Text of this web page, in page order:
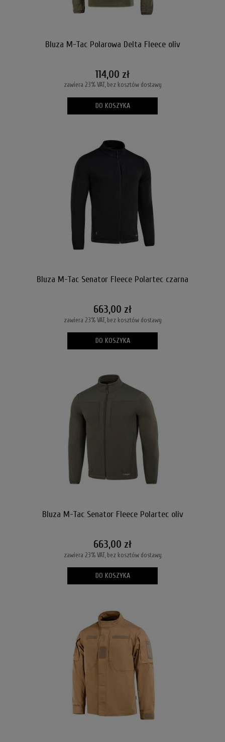
Bluza M-Tac Polarowa Delta Fleece oliv
114,00 zł
zawiera 23% VAT, bez kosztów dostawy
DO KOSZYKA
Bluza M-Tac Senator Fleece Polartec czarna
663,00 zł
zawiera 23% VAT, bez kosztów dostawy
DO KOSZYKA
Bluza M-Tac Senator Fleece Polartec oliv
663,00 zł
zawiera 23% VAT, bez kosztów dostawy
DO KOSZYKA